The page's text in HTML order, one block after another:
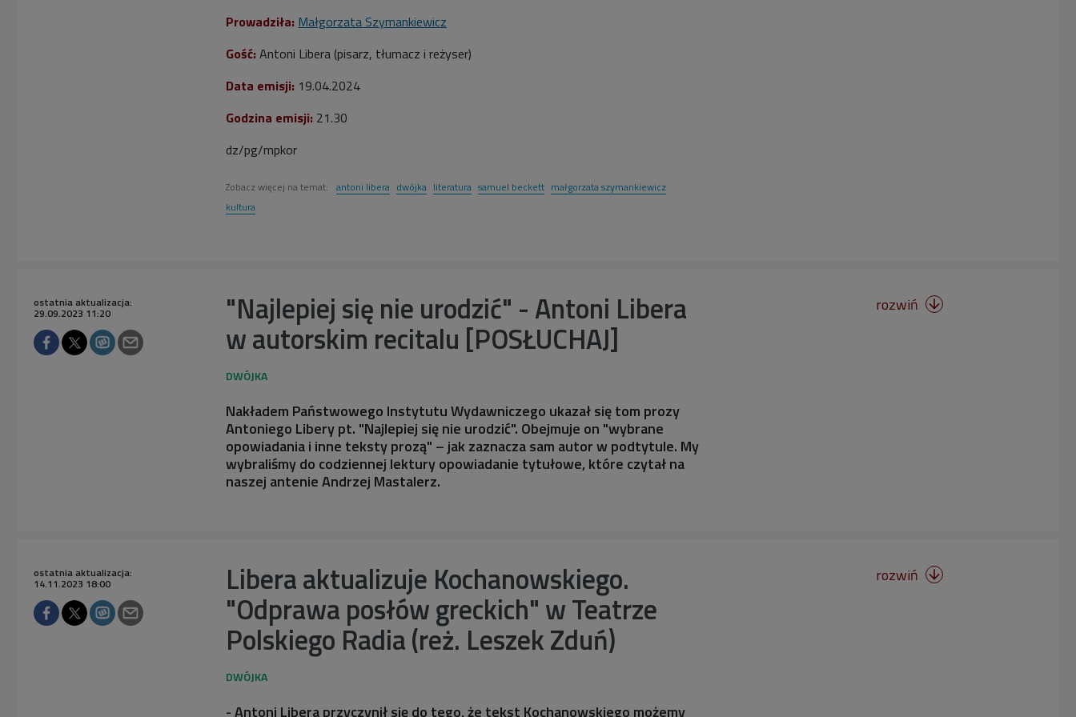
Prowadziła: Małgorzata Szymankiewicz
Gość: Antoni Libera (pisarz, tłumacz i reżyser)
Data emisji: 19.04.2024
Godzina emisji: 21.30
dz/pg/mpkor
Zobacz więcej na temat: antoni libera dwójka literatura samuel beckett małgorzata szymankiewicz
kultura
"Najlepiej się nie urodzić" - Antoni Libera
w autorskim recitalu [POSŁUCHAJ]
ostatnia aktualizacja:
29.09.2023 11:20
Nakładem Państwowego Instytutu Wydawniczego ukazał się tom prozy
Antoniego Libery pt. "Najlepiej się nie urodzić". Obejmuje on "wybrane
opowiadania i inne teksty prozą" – jak zaznacza sam autor w podtytule. My
wybraliśmy do codziennej lektury opowiadanie tytułowe, które czytał na
naszej antenie Andrzej Mastalerz.
rozwiń 
Libera aktualizuje Kochanowskiego.
"Odprawa posłów greckich" w Teatrze
Polskiego Radia (reż. Leszek Zduń)
ostatnia aktualizacja:
14.11.2023 18:00
- Antoni Libera przyczynił się do tego, że tekst Kochanowskiego możemy
rozwiń 